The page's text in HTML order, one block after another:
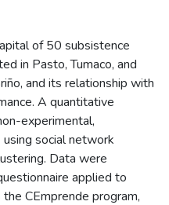
of 50 subsistence
in Pasto, Tumaco, and
and its relationship with
A quantitative
experimental,
social network
Data were
applied to
CEmprende program,